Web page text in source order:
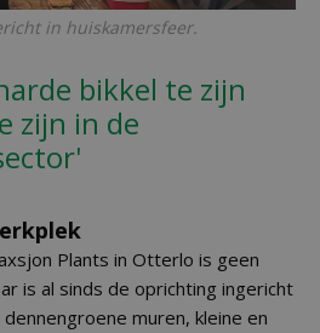
in huiskamersfeer.
bikkel te zijn
zijn in de
Plants in Otterlo is geen
is al sinds de oprichting ingericht
muren, kleine en